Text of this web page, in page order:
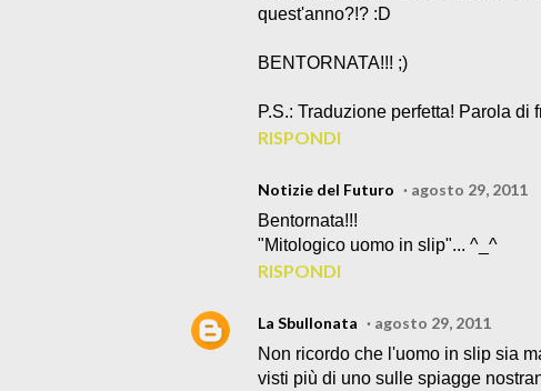
quest'anno?!? :D
BENTORNATA!!! ;)
P.S.: Traduzione perfetta! Parola di
RISPONDI
Notizie del Futuro
agosto 29, 2011
Bentornata!!!
"Mitologico uomo in slip"... ^_^
RISPONDI
La Sbullonata
agosto 29, 2011
Non ricordo che l'uomo in slip sia
visti più di uno sulle spiagge